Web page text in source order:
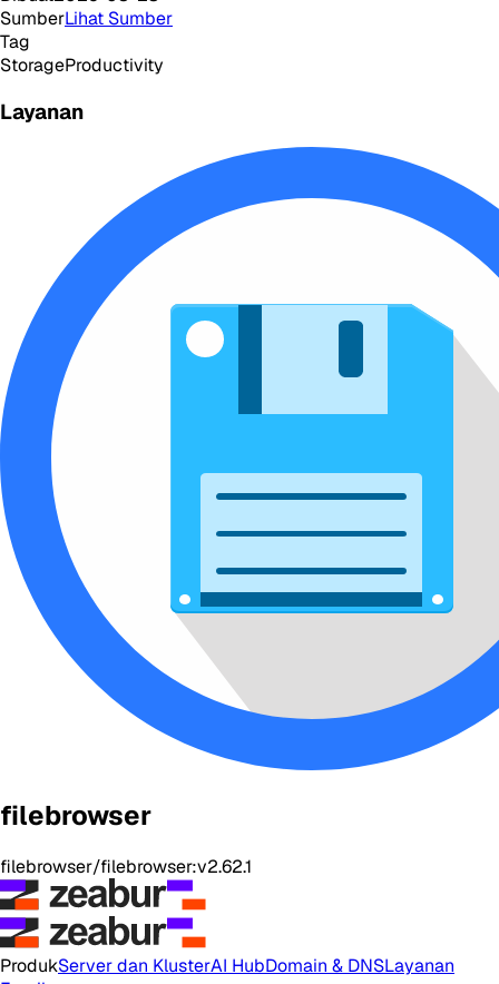
SumberLihat Sumber
Tag
StorageProductivity
Layanan
filebrowser
filebrowser/filebrowser:v2.62.1
ProdukServer dan KlusterAI HubDomain & DNSLayanan